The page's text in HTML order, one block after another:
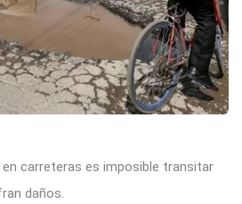
en carreteras es imposible transitar
daños.